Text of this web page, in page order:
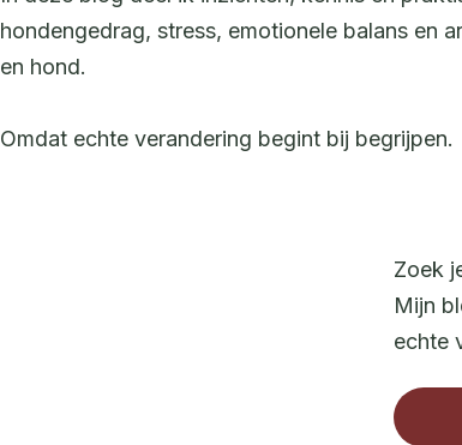
hondengedrag, stress, emotionele balans en
en hond.
Omdat echte verandering begint bij begrijpen.
Zoek
Mijn
echte